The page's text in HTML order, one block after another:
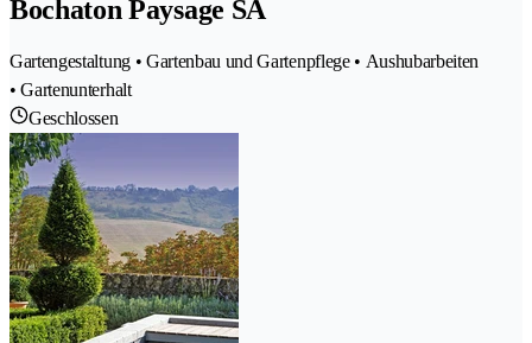
Bochaton Paysage SA
Gartengestaltung • Gartenbau und Gartenpflege • Aushubarbeiten
• Gartenunterhalt
Geschlossen